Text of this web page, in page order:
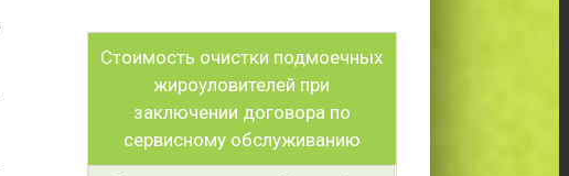
Стоимость очистки подмоечных
жироуловителей при
заключении договора по
сервисному обслуживанию